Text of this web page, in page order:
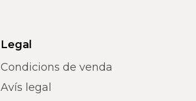
Legal
Condicions de venda
Avís legal